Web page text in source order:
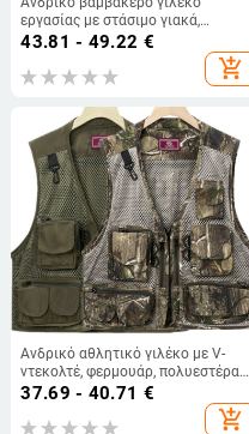
εργασίας με στάσιμο γιακά,
φερμουάρ, παχυνμένο, ίσιο
τελείωμα (Φθινόπωρο 2024)
43.81 - 49.22 €
add_shopping_cart
Ανδρικό αθλητικό γιλέκο με V-
ντεκολτέ, φερμουάρ, πολυεστέρας,
πολλαπλές τσέπες
37.69 - 40.71 €
add_shopping_cart